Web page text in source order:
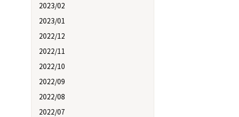
2023/02
2023/01
2022/12
2022/11
2022/10
2022/09
2022/08
2022/07